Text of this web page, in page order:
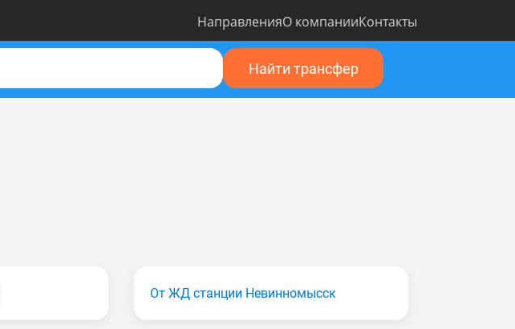
НаправленияО компанииКонтакты
Найти трансфер
От ЖД станции Невинномысск